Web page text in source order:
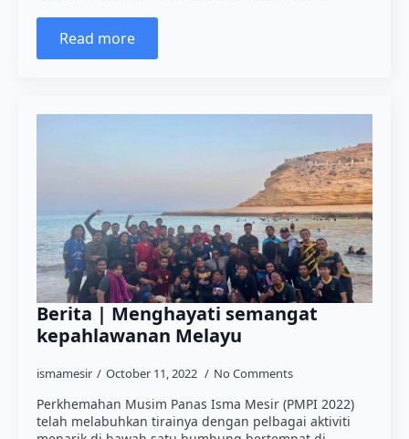
Read more
Berita | Menghayati semangat
kepahlawanan Melayu
ismamesir October 11, 2022 No Comments
Perkhemahan Musim Panas Isma Mesir (PMPI 2022)
telah melabuhkan tirainya dengan pelbagai aktiviti